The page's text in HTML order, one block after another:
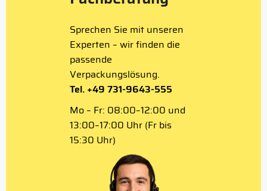
Sprechen Sie mit unseren
Experten – wir finden die
passende
Verpackungslösung.
Tel. +49 731-9643-555
Mo – Fr: 08:00–12:00 und
13:00–17:00 Uhr (Fr bis
15:30 Uhr)